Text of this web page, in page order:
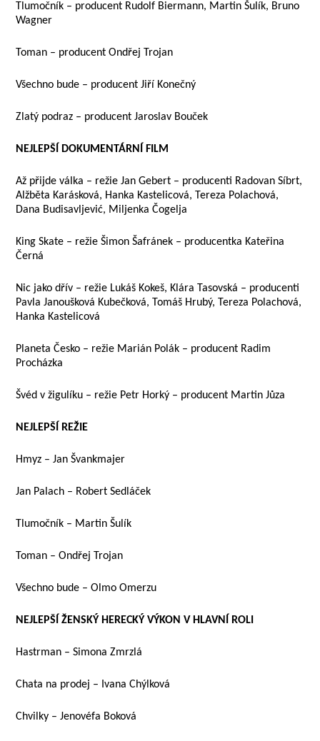
Tlumočník – producent Rudolf Biermann, Martin Šulík, Bruno
Wagner
Toman – producent Ondřej Trojan
Všechno bude – producent Jiří Konečný
Zlatý podraz – producent Jaroslav Bouček
NEJLEPŠÍ DOKUMENTÁRNÍ FILM
Až přijde válka – režie Jan Gebert – producenti Radovan Síbrt,
Alžběta Karásková, Hanka Kastelicová, Tereza Polachová,
Dana Budisavljević, Miljenka Čogelja
King Skate – režie Šimon Šafránek – producentka Kateřina
Černá
Nic jako dřív – režie Lukáš Kokeš, Klára Tasovská – producenti
Pavla Janoušková Kubečková, Tomáš Hrubý, Tereza Polachová,
Hanka Kastelicová
Planeta Česko – režie Marián Polák – producent Radim
Procházka
Švéd v žigulíku – režie Petr Horký – producent Martin Jůza
NEJLEPŠÍ REŽIE
Hmyz – Jan Švankmajer
Jan Palach – Robert Sedláček
Tlumočník – Martin Šulík
Toman – Ondřej Trojan
Všechno bude – Olmo Omerzu
NEJLEPŠÍ ŽENSKÝ HERECKÝ VÝKON V HLAVNÍ ROLI
Hastrman – Simona Zmrzlá
Chata na prodej – Ivana Chýlková
Chvilky – Jenovéfa Boková